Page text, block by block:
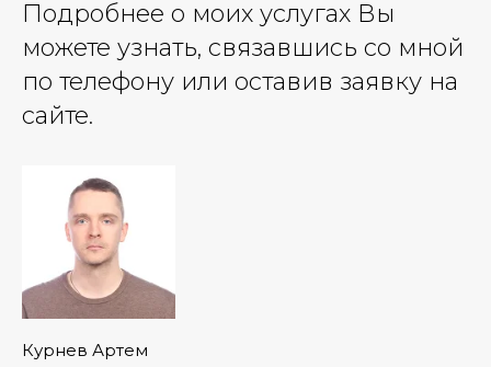
Подробнее о моих услугах Вы
можете узнать, связавшись со мной
по телефону или оставив заявку на
сайте.
Курнев Артем